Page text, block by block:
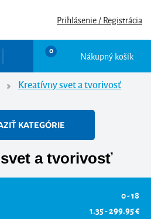
Prihlásenie / Registrácia
0 Nákupný košík
Kreatívny svet a tvorivosť
KATEGÓRIE
a tvorivosť
0 - 18
1.35 - 299.95 €